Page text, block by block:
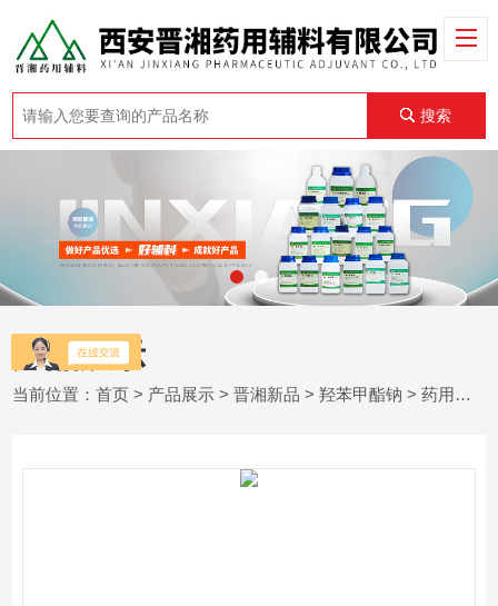
搜索
产品展示
当前位置：首页 > 产品展示 >晋湘新品 >羟苯甲酯钠 > 药用辅料 羟苯乙酯钠 500g起订 有登记号